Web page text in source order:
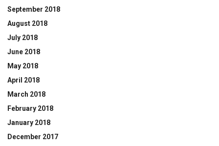
September 2018
August 2018
July 2018
June 2018
May 2018
April 2018
March 2018
February 2018
January 2018
December 2017